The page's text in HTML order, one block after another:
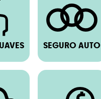
SEGURO AUTO